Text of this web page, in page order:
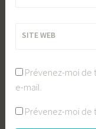
SITE WEB
Prévenez-moi de
e-mail.
Prévenez-moi de